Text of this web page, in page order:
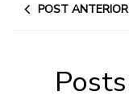
POST ANTERIOR